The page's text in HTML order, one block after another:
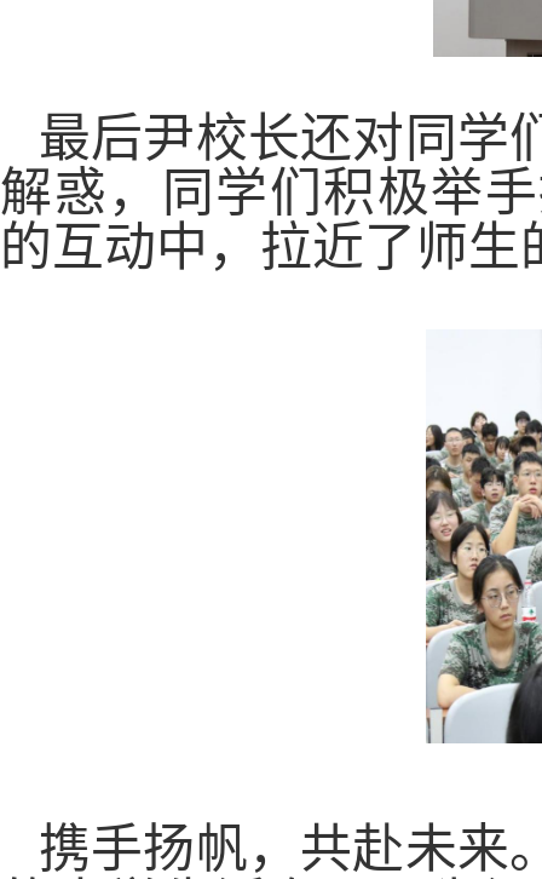
最后尹校长还对同学
解惑，同学们积极举
的互动中，拉近了师
携手扬帆，共赴未来